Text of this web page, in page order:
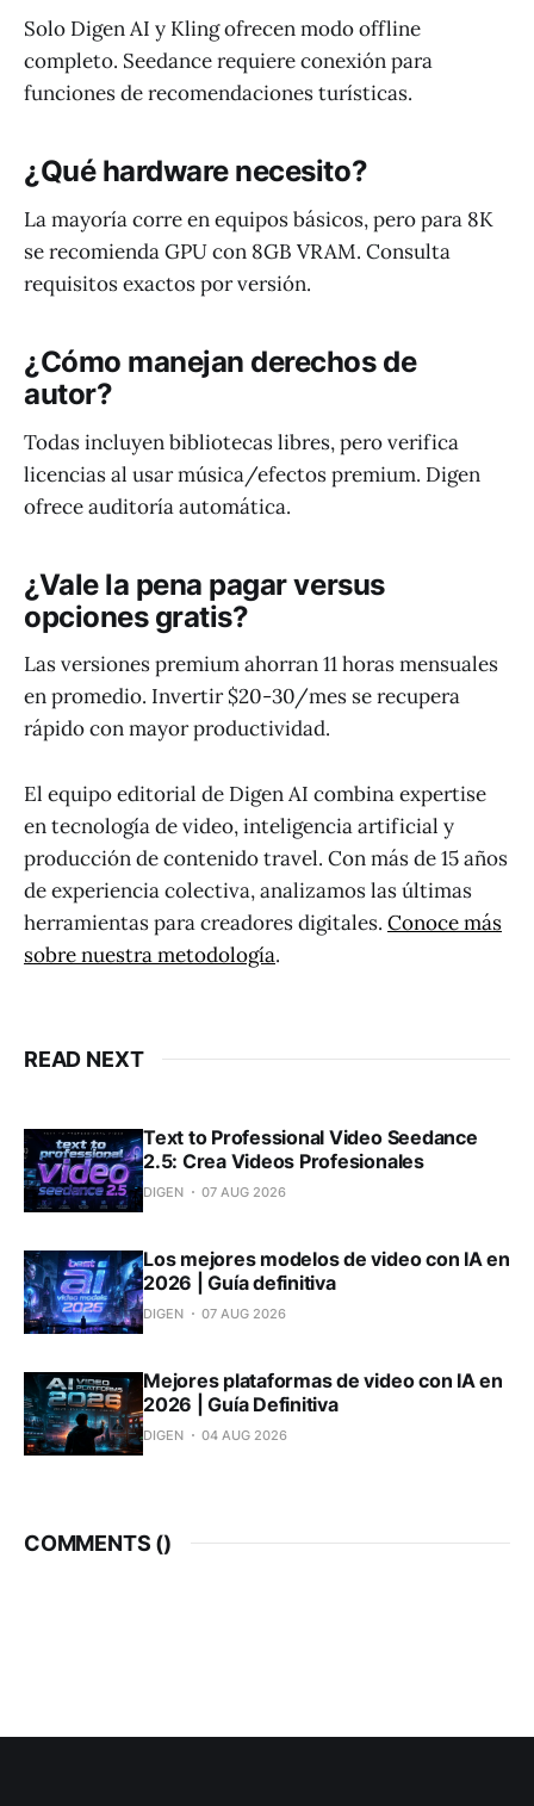
Solo Digen AI y Kling ofrecen modo offline
completo. Seedance requiere conexión para
funciones de recomendaciones turísticas.
¿Qué hardware necesito?
La mayoría corre en equipos básicos, pero para 8K
se recomienda GPU con 8GB VRAM. Consulta
requisitos exactos por versión.
¿Cómo manejan derechos de
autor?
Todas incluyen bibliotecas libres, pero verifica
licencias al usar música/efectos premium. Digen
ofrece auditoría automática.
¿Vale la pena pagar versus
opciones gratis?
Las versiones premium ahorran 11 horas mensuales
en promedio. Invertir $20-30/mes se recupera
rápido con mayor productividad.
El equipo editorial de Digen AI combina expertise
en tecnología de video, inteligencia artificial y
producción de contenido travel. Con más de 15 años
de experiencia colectiva, analizamos las últimas
herramientas para creadores digitales. Conoce más
sobre nuestra metodología.
READ NEXT
Text to Professional Video Seedance
2.5: Crea Videos Profesionales
DIGEN 07 AUG 2026
Los mejores modelos de video con IA en
2026 | Guía definitiva
DIGEN 07 AUG 2026
Mejores plataformas de video con IA en
2026 | Guía Definitiva
DIGEN 04 AUG 2026
COMMENTS ()